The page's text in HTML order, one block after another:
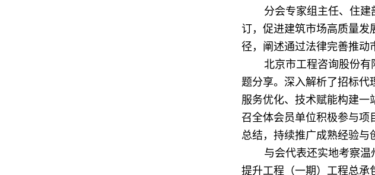
分会专家组主任、住
订，促进建筑市场高质量发
径，阐述通过法律完善推动
北京市工程咨询股份
题分享。深入解析了招标代
服务优化、技术赋能构建一
召全体会员单位积极参与项
总结，持续推广成熟经验与
与会代表还实地考察
提升工程（一期）工程总承